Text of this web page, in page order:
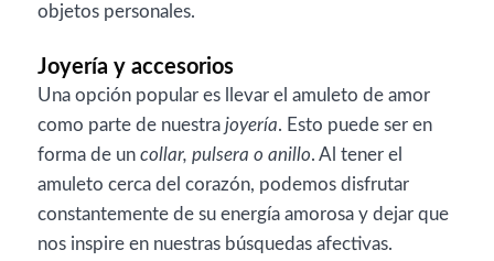
objetos personales.
Joyería y accesorios
Una opción popular es llevar el amuleto de amor
como parte de nuestra joyería. Esto puede ser en
forma de un collar, pulsera o anillo. Al tener el
amuleto cerca del corazón, podemos disfrutar
constantemente de su energía amorosa y dejar que
nos inspire en nuestras búsquedas afectivas.